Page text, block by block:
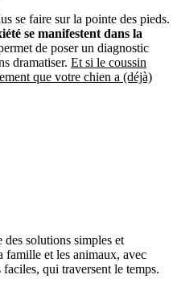
se faire sur la pointe des pieds.
se manifestent dans la
de poser un diagnostic
dramatiser. Et si le coussin
que votre chien a (déjà)
des solutions simples et
famille et les animaux, avec
qui traversent le temps.